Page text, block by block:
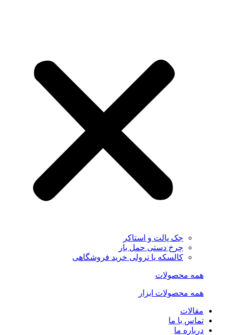
جک پالت و استاکر
چرخ دستی حمل بار
کالسکه یا ترولی خرید فروشگاهی
همه محصولات
همه محصولات ابزار
مقالات
تماس با ما
درباره ما